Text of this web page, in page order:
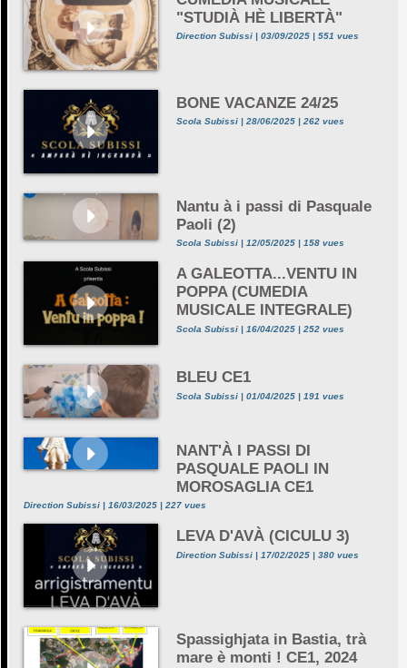
"STUDIÀ HÈ LIBERTÀ"
Direction Subissi | 03/09/2025 | 551 vues
BONE VACANZE 24/25
Scola Subissi | 28/06/2025 | 262 vues
Nantu à i passi di Pasquale
Paoli (2)
Scola Subissi | 12/05/2025 | 158 vues
A GALEOTTA...VENTU IN
POPPA (CUMEDIA
MUSICALE INTEGRALE)
Scola Subissi | 16/04/2025 | 252 vues
BLEU CE1
Scola Subissi | 01/04/2025 | 191 vues
NANT'À I PASSI DI
PASQUALE PAOLI IN
MOROSAGLIA CE1
Direction Subissi | 16/03/2025 | 227 vues
LEVA D'AVÀ (CICULU 3)
Direction Subissi | 17/02/2025 | 380 vues
Spassighjata in Bastia, trà
mare è monti ! CE1, 2024